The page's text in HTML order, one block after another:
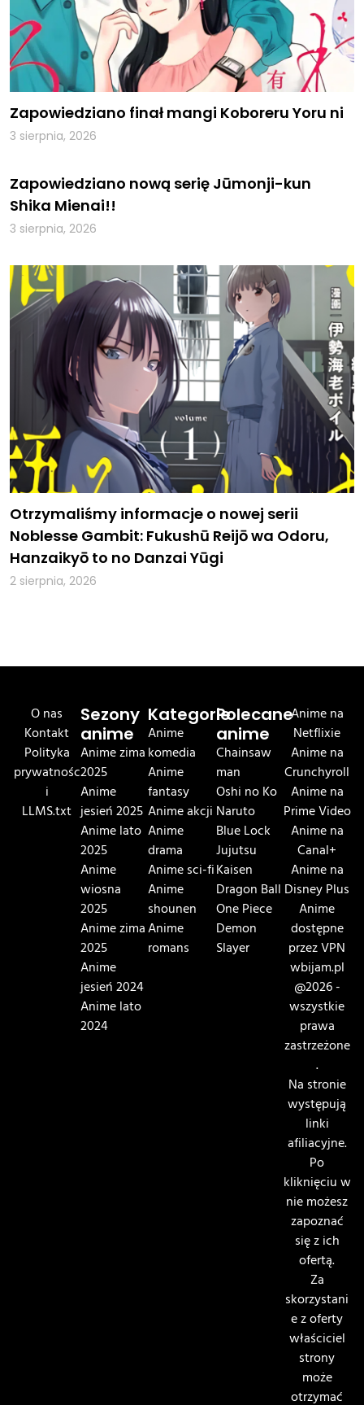
Zapowiedziano finał mangi Koboreru Yoru ni
3 sierpnia, 2026
Zapowiedziano nową serię Jūmonji-kun
Shika Mienai!!
3 sierpnia, 2026
Otrzymaliśmy informacje o nowej serii
Noblesse Gambit: Fukushū Reijō wa Odoru,
Hanzaikyō to no Danzai Yūgi
2 sierpnia, 2026
O nas
Kontakt
Polityka
prywatnośc
i
LLMS.txt
Sezony
anime
Anime zima
2025
Anime
jesień 2025
Anime lato
2025
Anime
wiosna
2025
Anime zima
2025
Anime
jesień 2024
Anime lato
2024
Kategorie
Anime
komedia
Anime
fantasy
Anime akcji
Anime
drama
Anime sci-fi
Anime
shounen
Anime
romans
Polecane
anime
Chainsaw
man
Oshi no Ko
Naruto
Blue Lock
Jujutsu
Kaisen
Dragon Ball
One Piece
Demon
Slayer
Anime na
Netflixie
Anime na
Crunchyroll
Anime na
Prime Video
Anime na
Canal+
Anime na
Disney Plus
Anime
dostępne
przez VPN
wbijam.pl
@2026 -
wszystkie
prawa
zastrzeżone
.
Na stronie
występują
linki
afiliacyjne.
Po
kliknięciu w
nie możesz
zapoznać
się z ich
ofertą.
Za
skorzystani
e z oferty
właściciel
strony
może
otrzymać